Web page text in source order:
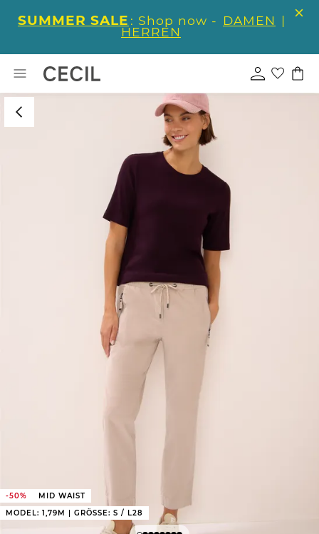
SUMMER SALE : Shop now - DAMEN |
HERREN
-50%
MID WAIST
MODEL: 1,79M | GRÖSSE: S / L28